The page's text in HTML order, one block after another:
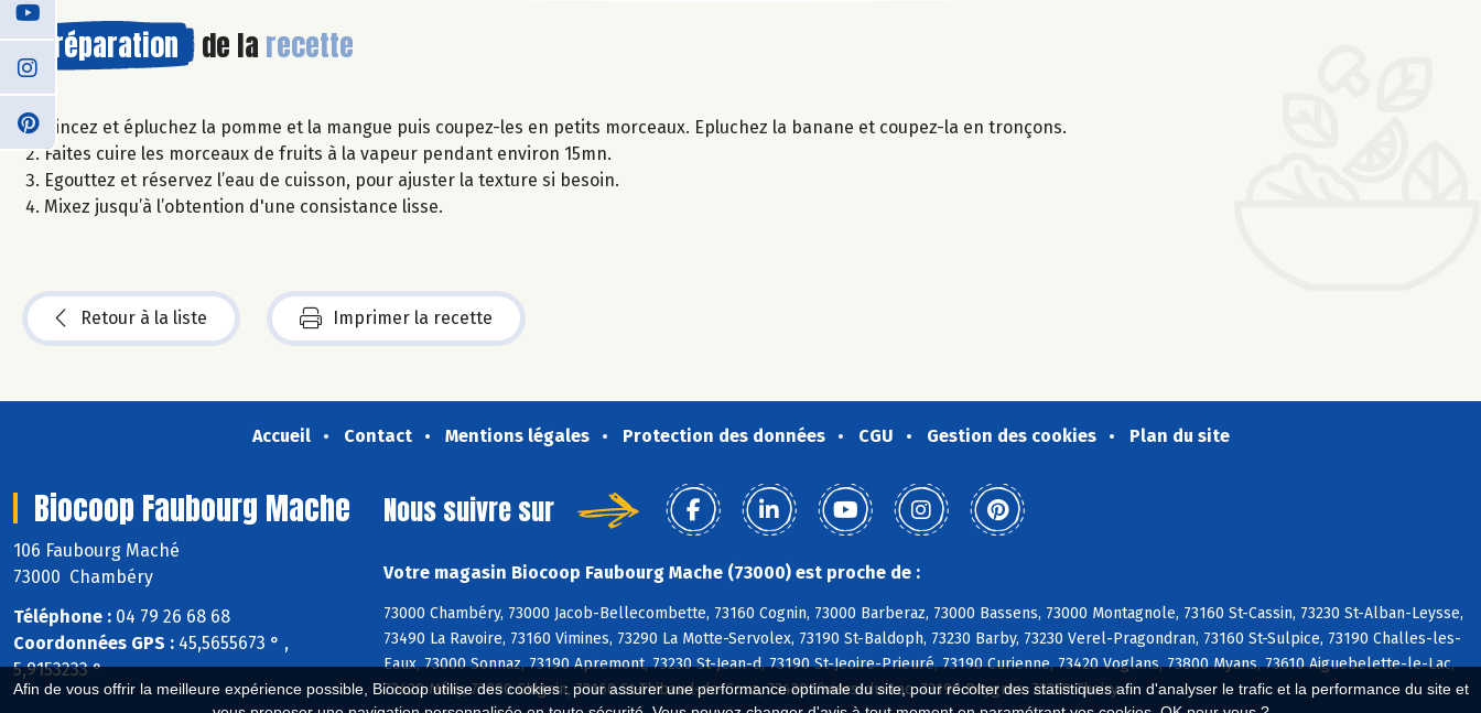
Afin de vous offrir la meilleure expérience possible, Biocoop utilise des cookies : pour assurer une performance optimale du site, pour récolter des statistiques afin d'analyser le trafic et la performance du site et
Préparation de la recette
Rincez et épluchez la pomme et la mangue puis coupez-les en petits morceaux. Epluchez la banane et coupez-la en tronçons.
Faites cuire les morceaux de fruits à la vapeur pendant environ 15mn.
Egouttez et réservez l’eau de cuisson, pour ajuster la texture si besoin.
Mixez jusqu’à l’obtention d'une consistance lisse.
Retour à la liste Imprimer la recette
Accueil Contact Mentions légales Protection des données CGU Gestion des cookies Plan du site
Biocoop Faubourg Mache
106 Faubourg Maché
73000 Chambéry
Téléphone : 04 79 26 68 68
Coordonnées GPS : 45,5655673 ° ,
5,9153233 °
Nous suivre sur
Votre magasin Biocoop Faubourg Mache (73000) est proche de :
73000 Chambéry, 73000 Jacob-Bellecombette, 73160 Cognin, 73000 Barberaz, 73000 Bassens, 73000 Montagnole, 73160 St-Cassin, 73230 St-Alban-Leysse,
73490 La Ravoire, 73160 Vimines, 73290 La Motte-Servolex, 73190 St-Baldoph, 73230 Barby, 73230 Verel-Pragondran, 73160 St-Sulpice, 73190 Challes-les-
Eaux, 73000 Sonnaz, 73190 Apremont, 73230 St-Jean-d, 73190 St-Jeoire-Prieuré, 73190 Curienne, 73420 Voglans, 73800 Myans, 73610 Aiguebelette-le-Lac,
73420 Méry, 73800 Chignin, 73160 St-Thibaud-de-Couz, 73420 Viviers-du-Lac, 73190 Puygros, 73230 Thoiry